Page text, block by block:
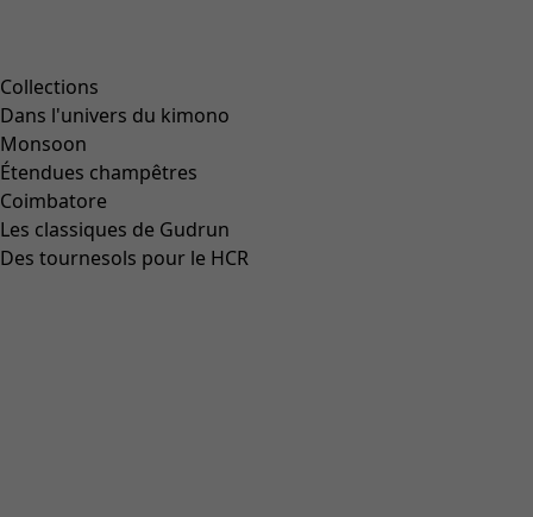
Collections
Dans l'univers du kimono
Monsoon
Étendues champêtres
Coimbatore
Les classiques de Gudrun
Des tournesols pour le HCR